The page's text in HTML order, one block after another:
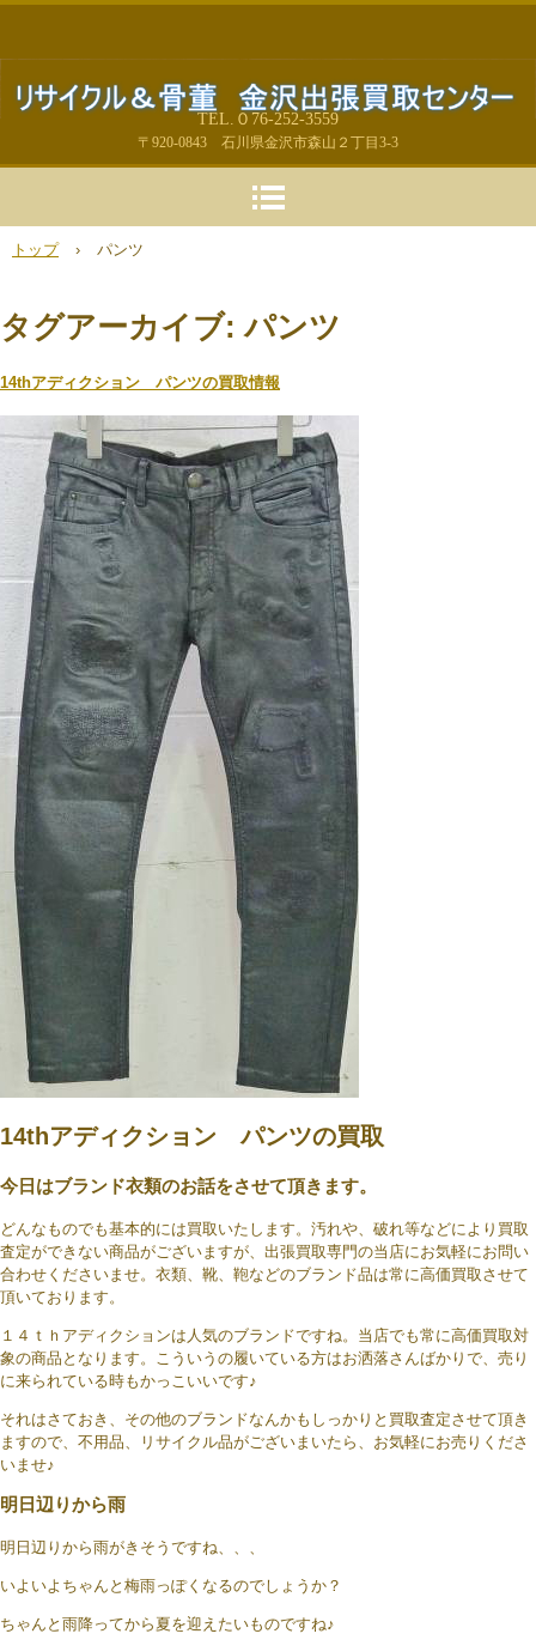
TEL.０76-252-3559
〒920-0843 石川県金沢市森山２丁目3-3
トップ › パンツ
タグアーカイブ:パンツ
14thアディクション パンツの買取情報
14thアディクション パンツの買取
今日はブランド衣類のお話をさせて頂きます。
どんなものでも基本的には買取いたします。汚れや、破れ等などにより買取
査定ができない商品がございますが、出張買取専門の当店にお気軽にお問い
合わせくださいませ。衣類、靴、鞄などのブランド品は常に高価買取させて
頂いております。
１４ｔｈアディクションは人気のブランドですね。当店でも常に高価買取対
象の商品となります。こういうの履いている方はお洒落さんばかりで、売り
に来られている時もかっこいいです♪
それはさておき、その他のブランドなんかもしっかりと買取査定させて頂き
ますので、不用品、リサイクル品がございまいたら、お気軽にお売りくださ
いませ♪
明日辺りから雨
明日辺りから雨がきそうですね、、、
いよいよちゃんと梅雨っぽくなるのでしょうか？
ちゃんと雨降ってから夏を迎えたいものですね♪